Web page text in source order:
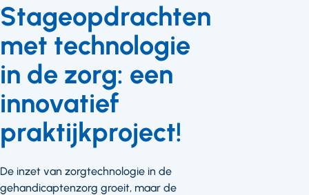
Stageopdrachten
met technologie
in de zorg: een
innovatief
praktijkproject!
De inzet van zorgtechnologie in de
gehandicaptenzorg groeit, maar de